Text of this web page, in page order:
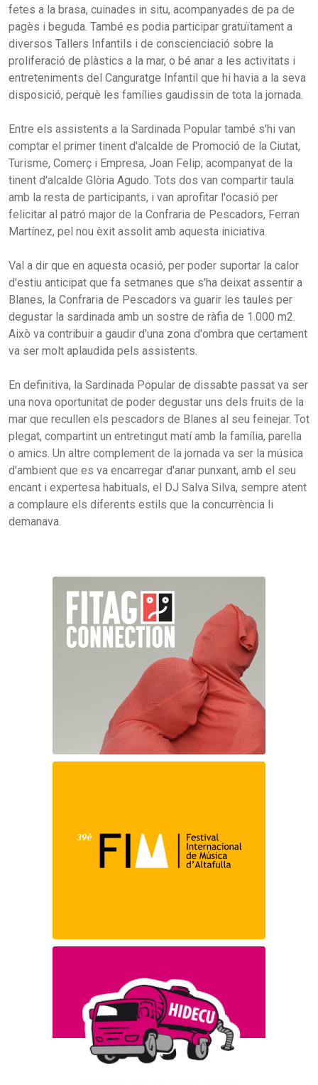
fetes a la brasa, cuinades in situ, acompanyades de pa de
pagès i beguda. També es podia participar gratuïtament a
diversos Tallers Infantils i de conscienciació sobre la
proliferació de plàstics a la mar, o bé anar a les activitats i
entreteniments del Canguratge Infantil que hi havia a la seva
disposició, perquè les famílies gaudissin de tota la jornada.
Entre els assistents a la Sardinada Popular també s'hi van
comptar el primer tinent d'alcalde de Promoció de la Ciutat,
Turisme, Comerç i Empresa, Joan Felip; acompanyat de la
tinent d'alcalde Glòria Agudo. Tots dos van compartir taula
amb la resta de participants, i van aprofitar l'ocasió per
felicitar al patró major de la Confraria de Pescadors, Ferran
Martínez, pel nou èxit assolit amb aquesta iniciativa.
Val a dir que en aquesta ocasió, per poder suportar la calor
d'estiu anticipat que fa setmanes que s'ha deixat assentir a
Blanes, la Confraria de Pescadors va guarir les taules per
degustar la sardinada amb un sostre de ràfia de 1.000 m2.
Això va contribuir a gaudir d'una zona d'ombra que certament
va ser molt aplaudida pels assistents.
En definitiva, la Sardinada Popular de dissabte passat va ser
una nova oportunitat de poder degustar uns dels fruits de la
mar que recullen els pescadors de Blanes al seu feinejar. Tot
plegat, compartint un entretingut matí amb la família, parella
o amics. Un altre complement de la jornada va ser la música
d'ambient que es va encarregar d'anar punxant, amb el seu
encant i expertesa habituals, el DJ Salva Silva, sempre atent
a complaure els diferents estils que la concurrència li
demanava.